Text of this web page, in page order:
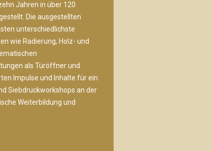
Jahren in über 120
Die ausgestellten
unterschiedlichste
wie Radierung, Holz- und
als Türöffner und
Impulse und Inhalte für ein
Siebdruckworkshops an der
Weiterbildung und